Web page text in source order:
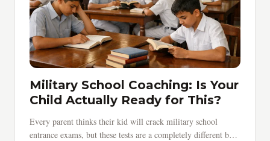
Military School Coaching: Is Your
Child Actually Ready for This?
Every parent thinks their kid will crack military school
entrance exams, but these tests are a completely different ball